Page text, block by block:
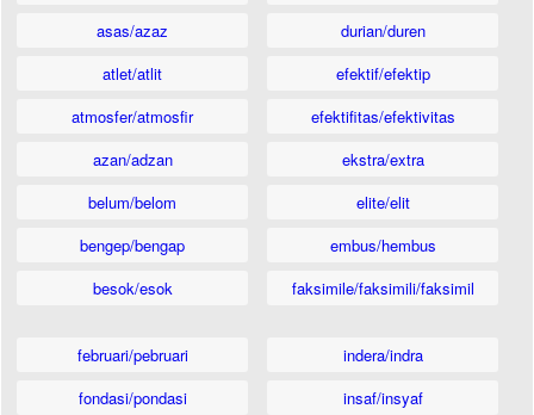
asas/azaz
atlet/atlit
atmosfer/atmosfir
azan/adzan
belum/belom
bengep/bengap
besok/esok
durian/duren
efektif/efektip
efektifitas/efektivitas
ekstra/extra
elite/elit
embus/hembus
faksimile/faksimili/faksimil
februari/pebruari
fondasi/pondasi
indera/indra
insaf/insyaf